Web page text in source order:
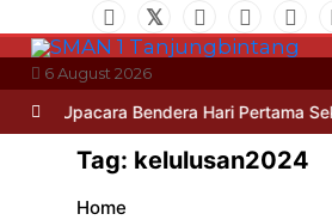
to
content6 August 2026
Upacara Bendera Hari Pertama Sekolah
Tag: kelulusan2024
Home